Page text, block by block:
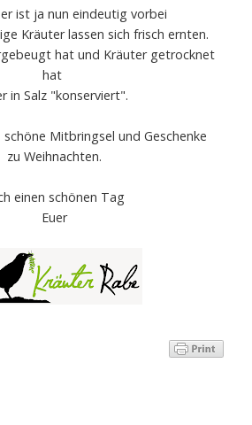
ist ja nun eindeutig vorbei
Kräuter lassen sich frisch ernten.
hat und Kräuter getrocknet
hat
in Salz "konserviert".
Mitbringsel und Geschenke
zu Weihnachten.
einen schönen Tag
Euer